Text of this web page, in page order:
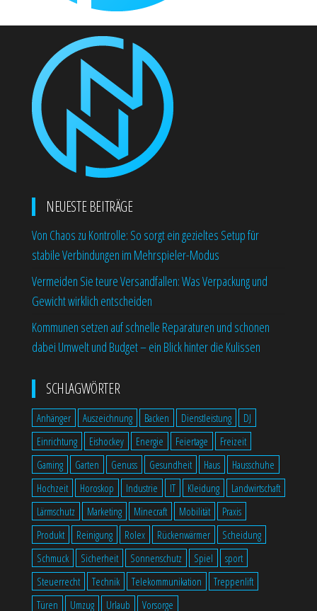
NEUESTE BEITRÄGE
Von Chaos zu Kontrolle: So sorgt ein gezieltes Setup für
stabile Verbindungen im Mehrspieler-Modus
Vermeiden Sie teure Versandfallen: Was Verpackung und
Gewicht wirklich entscheiden
Kommunen setzen auf schnelle Reparaturen und schonen
dabei Umwelt und Budget – ein Blick hinter die Kulissen
SCHLAGWÖRTER
Anhänger Auszeichnung Backen Dienstleistung
DJ
Einrichtung
Eishockey Energie Feiertage
Freizeit
Gaming
Garten Genuss Gesundheit Haus
Hausschuhe
Hochzeit
Horoskop Industrie IT Kleidung
Landwirtschaft
Lärmschutz
Marketing Minecraft Mobilität
Praxis
Produkt
Reinigung Rolex Rückenwärmer
Scheidung
Schmuck
Sicherheit Sonnenschutz Spiel
sport
Steuerrecht
Technik Telekommunikation
Treppenlift
Türen
Umzug Urlaub Vorsorge